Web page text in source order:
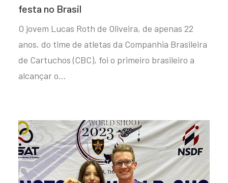
festa no Brasil
O jovem Lucas Roth de Oliveira, de apenas 22
anos, do time de atletas da Companhia Brasileira
de Cartuchos (CBC), foi o primeiro brasileiro a
alcançar o…